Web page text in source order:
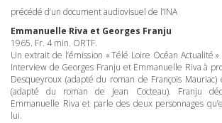
précédé d’un document audiovisuel de l’INA
Emmanuelle Riva et Georges Franju
1965. Fr. 4 min. ORTF.
Un extrait de l’émission « Télé Loire Océan Actualité
Interview de Georges Franju et Emmanuelle Riva à
Desqueyroux (adapté du roman de François Mauriac)
(adapté du roman de Jean Cocteau). Franju
Emmanuelle Riva et parle des deux personnages
lui.